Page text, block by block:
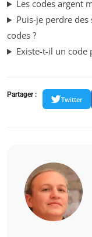
Les codes argent
Puis-je perdre
codes ?
Existe-t-il un code
Partager :
Twitter